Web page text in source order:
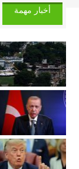
أخبار مهمة